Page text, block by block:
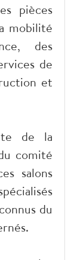
pièces
mobilité
des
de
et
de la
comité
salons
du